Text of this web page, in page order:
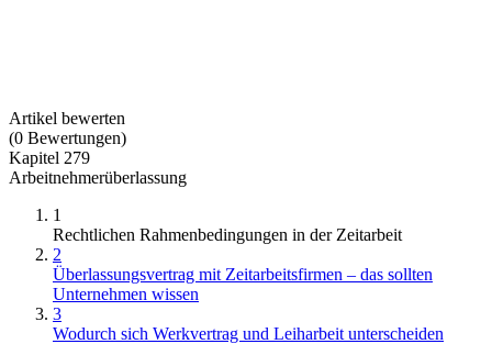
Artikel bewerten
(0 Bewertungen)
Kapitel 279
Arbeitnehmerüberlassung
1
Rechtlichen Rahmenbedingungen in der Zeitarbeit
2
Überlassungsvertrag mit Zeitarbeitsfirmen – das sollten
Unternehmen wissen
3
Wodurch sich Werkvertrag und Leiharbeit unterscheiden